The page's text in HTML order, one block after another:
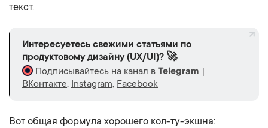
текст.
Интересуетесь свежими статьями по
продуктовому дизайну (UX/UI)? 🚀
Подписывайтесь на канал в Telegram |
ВКонтакте, Instagram, Facebook
Вот общая формула хорошего кол-ту-экшна: